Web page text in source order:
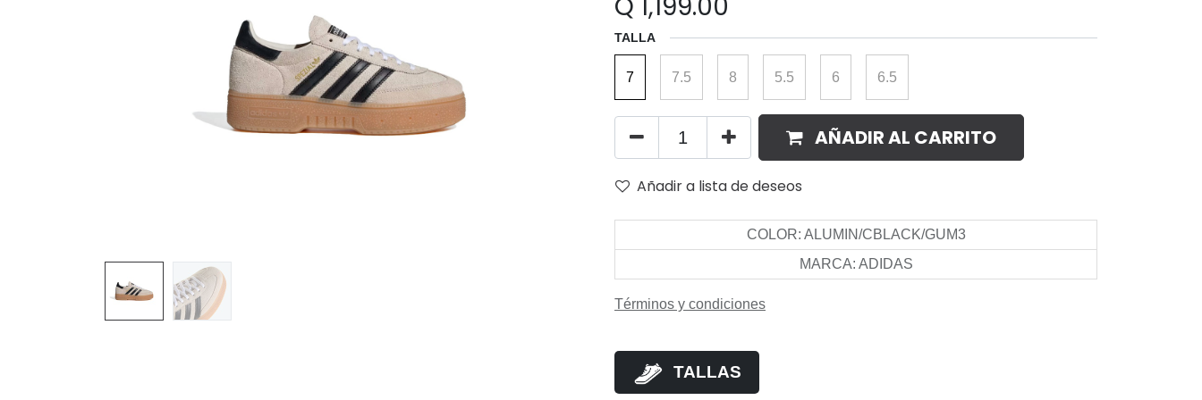
Q 1,199.00
TALLA
7 7.5 8 5.5 6 6.5
AÑADIR AL CARRITO
Añadir a lista de deseos
COLOR: ALUMIN/CBLACK/GUM3
MARCA: ADIDAS
Términos y condiciones
TALLAS